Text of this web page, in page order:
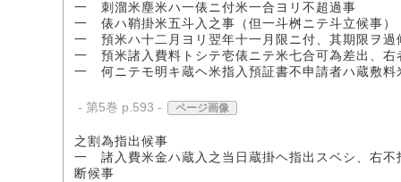
一 刺溜米塵米ハ一俵ニ付米一合ヨリ不超過事
一 俵ハ鞘掛米五斗入之事（但一斗桝ニテ斗立候事）
一 預米ハ十二月ヨリ翌年十一月限ニ付、其期限ヲ過
一 預米諸入費料トシテ壱俵ニテ米七合可為差出、右
一 何ニテモ明キ蔵ヘ米指入預証書不申請者ハ蔵敷料
- 第5巻 p.593 - ページ画像
之割為指出候事
一 諸入費米金ハ蔵入之当日蔵掛ヘ指出スベシ、右不
断候事